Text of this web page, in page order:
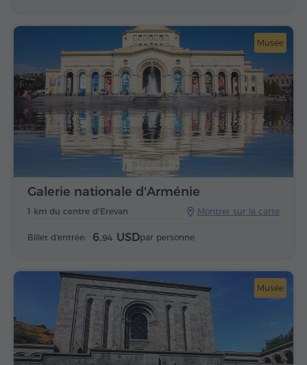
Musée
Montrer sur la carte
1 km du centre d'Erevan
Galerie nationale d'Arménie
Billet d'entrée: 6.94 USDpar personne
Musée